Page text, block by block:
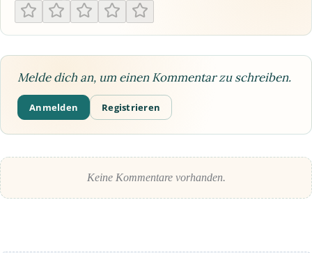
Melde dich an, um einen Kommentar zu schreiben.
Anmelden Registrieren
Keine Kommentare vorhanden.